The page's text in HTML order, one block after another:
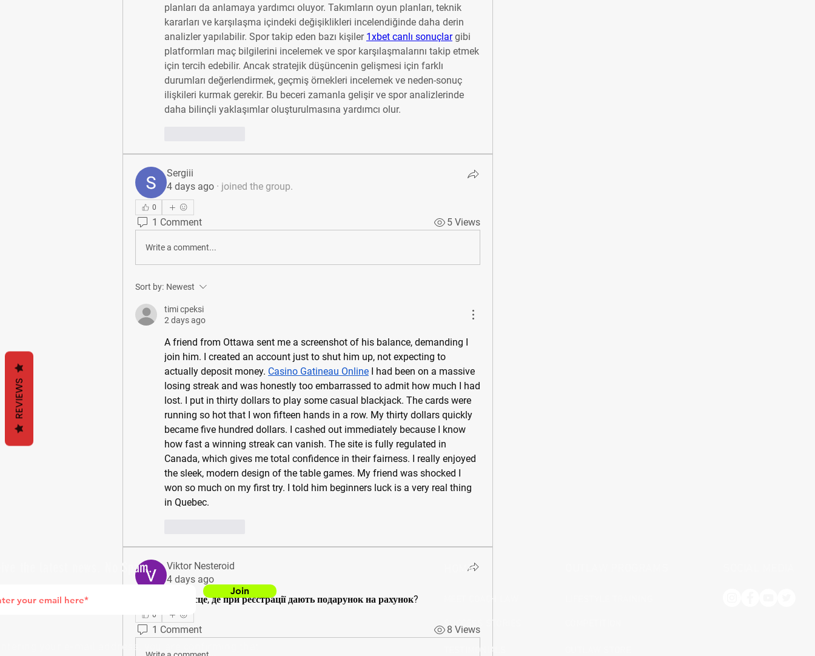
planları da anlamaya yardımcı oluyor. Takımların oyun planları, teknik
kararları ve karşılaşma içindeki değişiklikleri incelendiğinde daha derin
analizler yapılabilir. Spor takip eden bazı kişiler 1xbet canlı sonuçlar gibi
platformları maç bilgilerini incelemek ve spor karşılaşmalarını takip etmek
için tercih edebilir. Ancak stratejik düşüncenin gelişmesi için farklı
durumları değerlendirmek, geçmiş örnekleri incelemek ve neden-sonuç
ilişkileri kurmak gerekir. Bu beceri zamanla gelişir ve spor analizlerinde
daha bilinçli yaklaşımlar oluşturulmasına yardımcı olur.
Sergiii
4 days ago · joined the group.
0
1 Comment 5 Views
Write a comment...
Sort by: Newest
timi cpeksi
2 days ago
A friend from Ottawa sent me a screenshot of his balance, demanding I
join him. I created an account just to shut him up, not expecting to
actually deposit money. Casino Gatineau Online I had been on a massive
losing streak and was honestly too embarrassed to admit how much I had
lost. I put in thirty dollars to play some casual blackjack. The cards were
running so hot that I won fifteen hands in a row. My thirty dollars quickly
became five hundred dollars. I cashed out immediately because I know
how fast a winning streak can vanish. The site is fully regulated in
Canada, which gives me total confidence in their fairness. I really enjoyed
the sleek, modern design of the table games. My friend was shocked I
won so much on my first try. I told him beginners luck is a very real thing
in Quebec.
Viktor Nesteroid
4 days ago
Хтось знає місце, де при реєстрації дають подарунок на рахунок?
0
1 Comment 8 Views
the latest news. No Spam.
Join
your e-mail address, you are confirming that
HOME
MEET COACH LAW
SUCCESS STORIES
TESTIMONIALS
REVIEWS